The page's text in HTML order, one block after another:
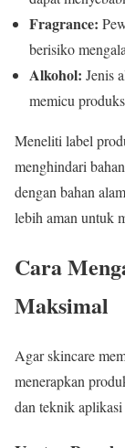
Fragrance:
berisiko
Alkohol: Jenis
memicu
Meneliti label
menghindari
dengan bahan
lebih aman untuk
Cara
Maksimal
Agar skincare
menerapkan
dan teknik